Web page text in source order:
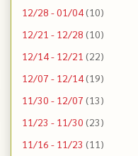
12/28 - 01/04(10)
12/21 - 12/28 (10)
12/14 - 12/21 (22)
12/07 - 12/14(19)
11/30 - 12/07 (13)
11/23 - 11/30 (23)
11/16 - 11/23 (11)